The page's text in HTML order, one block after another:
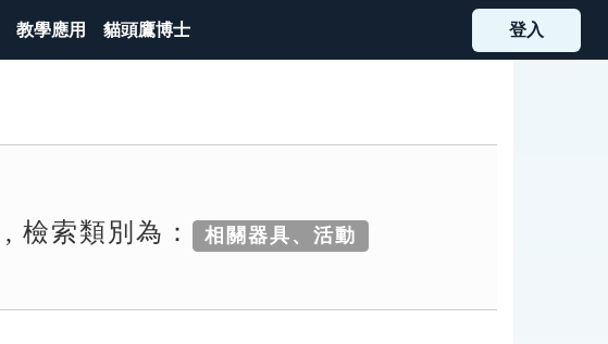
教學應用 貓頭鷹博士 登入
, 檢索類別為： 相關器具、活動